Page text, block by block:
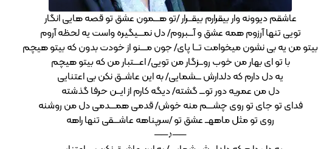
عاشقم دیوونه وار بیقرارم بیقــرار /تو هـــمون عشق تو قصه هایی انگار
تویی تنها آرزوم همه عشق و آـــبروم/ دل نمـــیگیره واست یه لحظه آروم
بیتو من یه بی نشون میخوامت تــا پای/ جون مـــنو از خودت بدون که بیتو هیچم
با تو ای بهار من خوب روــزگار من تویی/ اعـــتبار من که بیتو هیچم
یه دل دارم که دلدارش ـــشمایی/ به این عاشــق نکن بی اعتنایی
دل من عمریه دور توـــ گشته/ دیگه کارم از ایــن حرفا گذشته
فدای تو جای تو روی چشـــم منه خوش/ قدمی همـــدمی دل من روشنه
روی تو مثل ماههــ عشق تو /سرپناهه عاشـــقی تنها راهه
──♪──